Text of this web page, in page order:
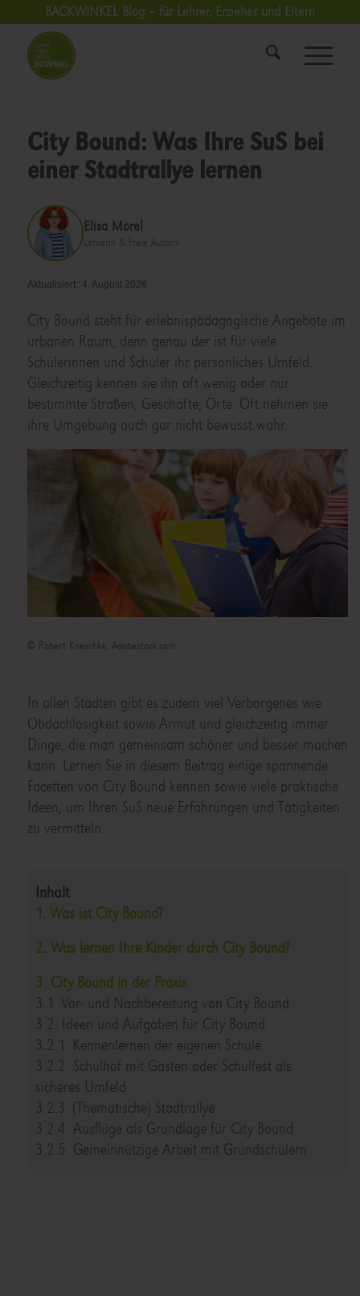
BACKWINKEL Blog – für Lehrer, Erzieher und Eltern
City Bound: Was Ihre SuS bei
einer Stadtrallye lernen
Elisa Morel
Lehrerin & Freie Autorin
Aktualisiert: 4. August 2026
City Bound steht für erlebnispädagogische Angebote im
urbanen Raum, denn genau der ist für viele
Schülerinnen und Schüler ihr persönliches Umfeld.
Gleichzeitig kennen sie ihn oft wenig oder nur
bestimmte Straßen, Geschäfte, Orte. Oft nehmen sie
ihre Umgebung auch gar nicht bewusst wahr.
© Robert Kneschke, Adobestock.com
In allen Städten gibt es zudem viel Verborgenes wie
Obdachlosigkeit sowie Armut und gleichzeitig immer
Dinge, die man gemeinsam schöner und besser machen
kann. Lernen Sie in diesem Beitrag einige spannende
Facetten von City Bound kennen sowie viele praktische
Ideen, um Ihren SuS neue Erfahrungen und Tätigkeiten
zu vermitteln.
Inhalt
1. Was ist City Bound?
2. Was lernen Ihre Kinder durch City Bound?
3. City Bound in der Praxis
3.1. Vor- und Nachbereitung von City Bound
3.2. Ideen und Aufgaben für City Bound
3.2.1. Kennenlernen der eigenen Schule
3.2.2. Schulhof mit Gästen oder Schulfest als
sicheres Umfeld
3.2.3. (Thematische) Stadtrallye
3.2.4. Ausflüge als Grundlage für City Bound
3.2.5. Gemeinnützige Arbeit mit Grundschülern